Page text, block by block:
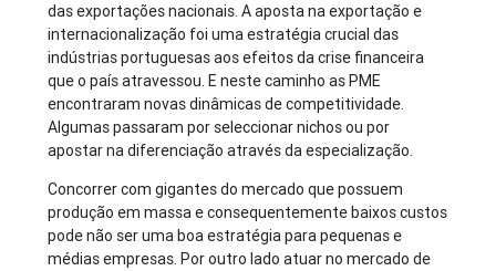
das exportações nacionais. A aposta na exportação e
internacionalização foi uma estratégia crucial das
indústrias portuguesas aos efeitos da crise financeira
que o país atravessou. E neste caminho as PME
encontraram novas dinâmicas de competitividade.
Algumas passaram por seleccionar nichos ou por
apostar na diferenciação através da especialização.
Concorrer com gigantes do mercado que possuem
produção em massa e consequentemente baixos custos
pode não ser uma boa estratégia para pequenas e
médias empresas. Por outro lado atuar no mercado de